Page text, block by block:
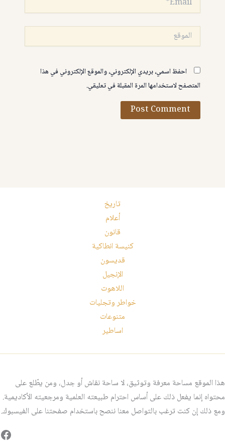
الموقع
احفظ اسمي، بريدي الإلكتروني، والموقع الإلكتروني في هذا
المتصفح لاستخدامها المرة المقبلة في تعليقي.
تاريخ
أعلام
قانون
كنيسة انطاكية
قديسون
الإنجيل
اللاهوت
خواطر وتجليات
متنوعات
اساطير
هذا الموقع مساحة معرفة وتوثيق، لا ساحة نقاش أو جدل، ومن يطّلع على
محتواه إنما يفعل ذلك على أساس احترام طبيعته العلمية ومرجعيته الأكاديمية.
ومع ذلك إن كنت ترغب بالتواصل معنا ننصح باستخدام صفحتنا على الفيسبوك.